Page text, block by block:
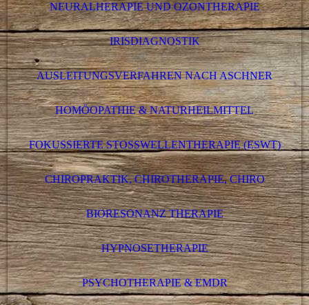
NEURALHERAPIE UND OZONTHERAPIE
IRISDIAGNOSTIK
AUSLEITUNGSVERFAHREN NACH ASCHNER
HOMÖOPATHIE & NATURHEILMITTEL
FOKUSSIERTE STOSSWELLENTHERAPIE (ESWT)
CHIROPRAKTIK, CHIROTHERAPIE, CHIRO
BIORESONANZ THERAPIE
HYPNOSETHERAPIE
PSYCHOTHERAPIE & EMDR